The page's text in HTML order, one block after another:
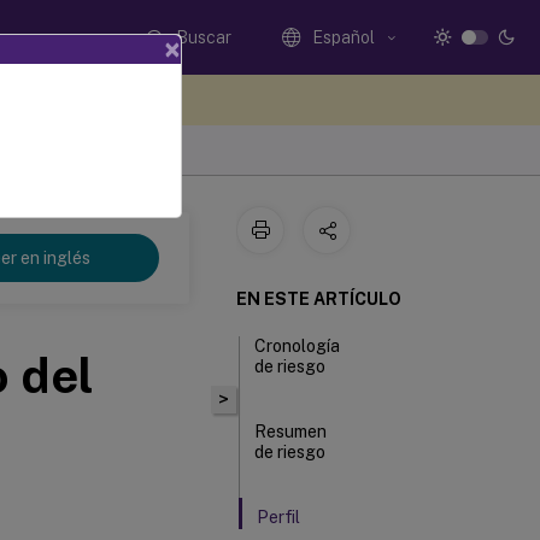
Buscar Español
en inglés
del
>
EN ESTE ARTÍCULO
Cronología
de riesgo
Resumen
de riesgo
Perfil
×